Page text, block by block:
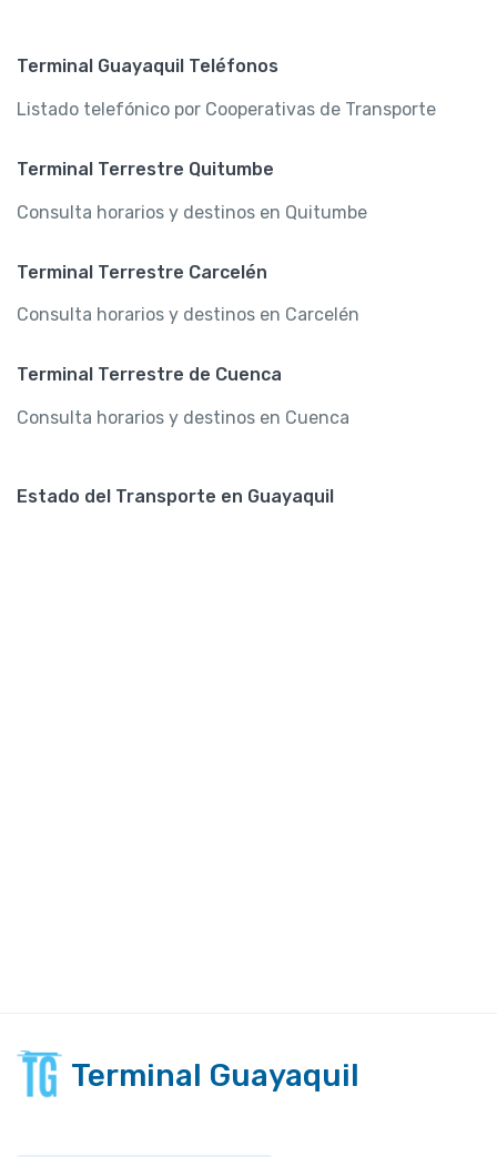
Terminal Guayaquil Teléfonos
Listado telefónico por Cooperativas de Transporte
Terminal Terrestre Quitumbe
Consulta horarios y destinos en Quitumbe
Terminal Terrestre Carcelén
Consulta horarios y destinos en Carcelén
Terminal Terrestre de Cuenca
Consulta horarios y destinos en Cuenca
Estado del Transporte en Guayaquil
Terminal Guayaquil